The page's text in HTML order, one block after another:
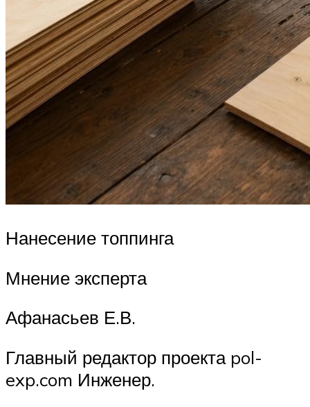
Нанесение топпинга
Мнение эксперта
Афанасьев Е.В.
Главный редактор проекта pol-
exp.com Инженер.